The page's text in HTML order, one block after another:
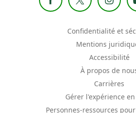
Confidentialité et
Mentions
Accessibilité
À propos de
Carrières
Gérer l'expérience
Personnes-ressources